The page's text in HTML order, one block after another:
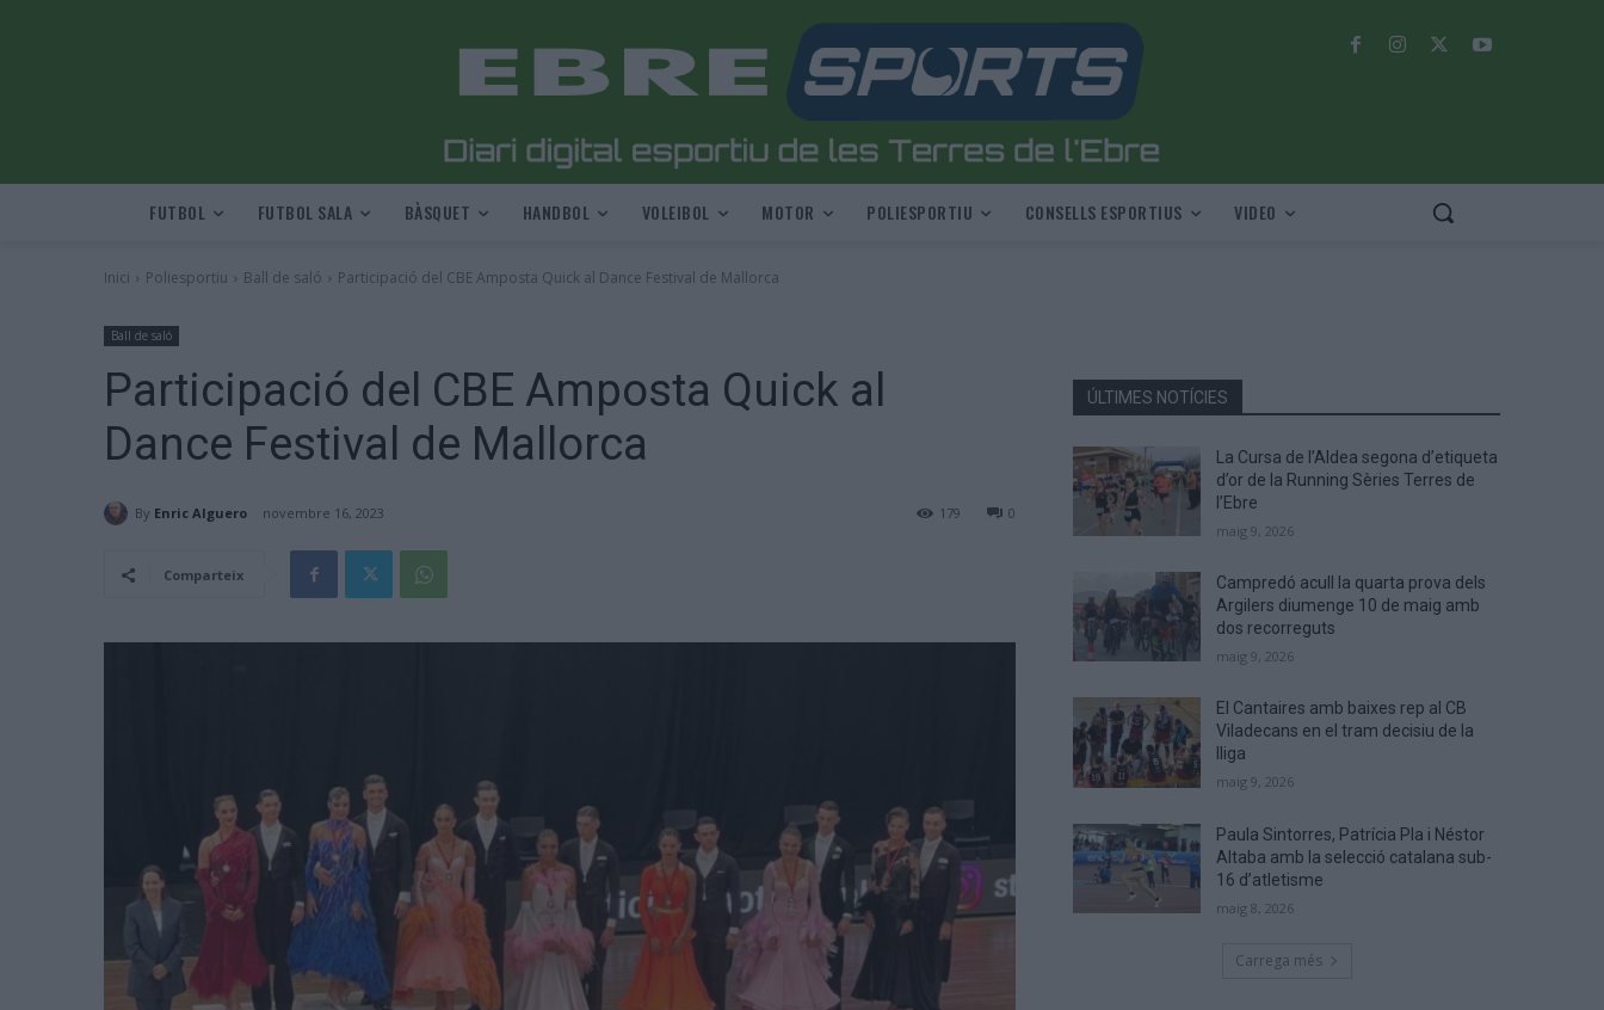
FUTBOL FUTBOL SALA BÀSQUET HANDBOL VOLEIBOL MOTOR POLIESPORTIU CONSELLS ESPORTIUS VIDEO
Inici Poliesportiu Ball de saló Participació del CBE Amposta Quick al Dance Festival de Mallorca
Ball de saló
Participació del CBE Amposta Quick al
Dance Festival de Mallorca
By Enric Alguero novembre 16, 2023 0
179
Comparteix
ÚLTIMES NOTÍCIES
La Cursa de l’Aldea segona d’etiqueta
d’or de la Running Sèries Terres de
l’Ebre
maig 9, 2026
Campredó acull la quarta prova dels
Argilers diumenge 10 de maig amb
dos recorreguts
maig 9, 2026
El Cantaires amb baixes rep al CB
Viladecans en el tram decisiu de la
lliga
maig 9, 2026
Paula Sintorres, Patrícia Pla i Néstor
Altaba amb la selecció catalana sub-
16 d’atletisme
maig 8, 2026
Carrega més